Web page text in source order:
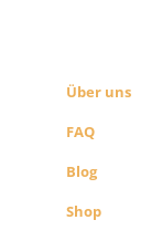
Über uns
FAQ
Blog
Shop